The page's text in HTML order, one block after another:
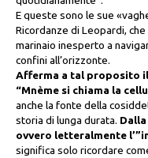
E queste sono le sue
Ricordanze di Leopardi,
marinaio inesperto a
confini all’orizzonte.
Afferma a tal proposito
“Mnème si chiama la
anche la fonte della
storia di lunga durata.
ovvero letteralmente
significa solo ricordare